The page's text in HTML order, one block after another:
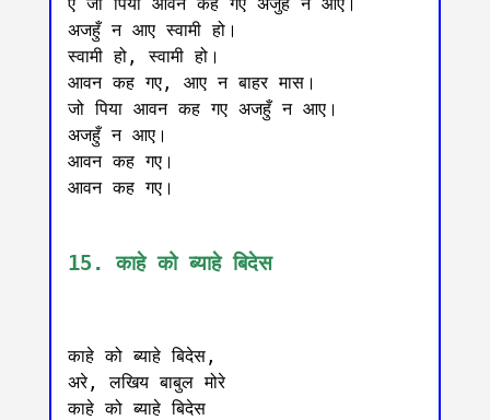
अजहुँ न आए स्वामी हो।
स्वामी हो, स्वामी हो।
आवन कह गए, आए न बाहर मास।
जो पिया आवन कह गए अजहुँ न आए।
अजहुँ न आए।
आवन कह गए।
आवन कह गए।
15. काहे को ब्याहे बिदेस
काहे को ब्याहे बिदेस,
अरे, लखिय बाबुल मोरे
काहे को ब्याहे बिदेस